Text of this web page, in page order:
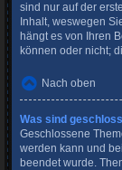
sind nur auf der
Inhalt, weswegen
hängt es von Ihren
können oder nicht;
Nach oben
Was sind
Geschlossene
werden kann und
beendet wurde.